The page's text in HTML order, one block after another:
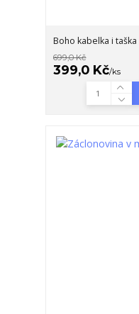
Boho kabelka i
699,0 Kč
399,0 Kč/ks